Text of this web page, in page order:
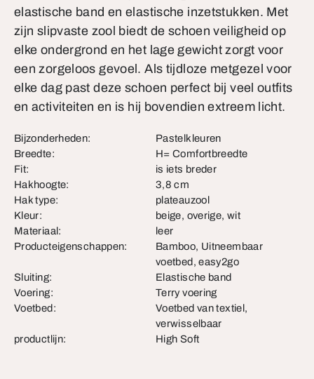
elastische band en elastische inzetstukken. Met
zijn slipvaste zool biedt de schoen veiligheid op
elke ondergrond en het lage gewicht zorgt voor
een zorgeloos gevoel. Als tijdloze metgezel voor
elke dag past deze schoen perfect bij veel outfits
en activiteiten en is hij bovendien extreem licht.
Bijzonderheden:
Pastelkleuren
Breedte:
H= Comfortbreedte
Fit:
is iets breder
Hakhoogte:
3,8 cm
Hak type:
plateauzool
Kleur:
beige, overige, wit
Materiaal:
leer
Producteigenschappen:
Bamboo, Uitneembaar
voetbed, easy2go
Sluiting:
Elastische band
Voering:
Terry voering
Voetbed:
Voetbed van textiel,
verwisselbaar
productlijn:
High Soft